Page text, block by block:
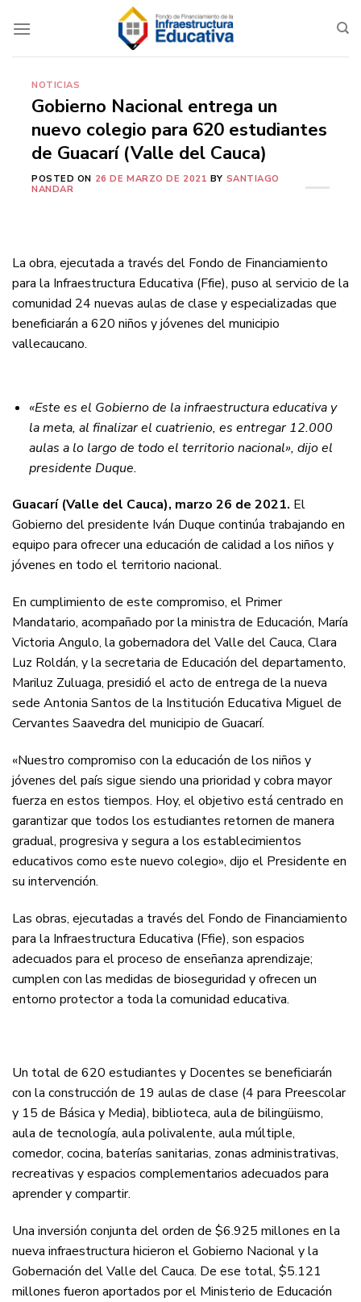
NOTICIAS
Gobierno Nacional entrega un
nuevo colegio para 620 estudiantes
de Guacarí (Valle del Cauca)
POSTED ON 26 DE MARZO DE 2021 BY SANTIAGO
NANDAR
La obra, ejecutada a través del Fondo de Financiamiento
para la Infraestructura Educativa (Ffie), puso al servicio de la
comunidad 24 nuevas aulas de clase y especializadas que
beneficiarán a 620 niños y jóvenes del municipio
vallecaucano.
«Este es el Gobierno de la infraestructura educativa y
la meta, al finalizar el cuatrienio, es entregar 12.000
aulas a lo largo de todo el territorio nacional», dijo el
presidente Duque.
Guacarí (Valle del Cauca), marzo 26 de 2021. El
Gobierno del presidente Iván Duque continúa trabajando en
equipo para ofrecer una educación de calidad a los niños y
jóvenes en todo el territorio nacional.
En cumplimiento de este compromiso, el Primer
Mandatario, acompañado por la ministra de Educación, María
Victoria Angulo, la gobernadora del Valle del Cauca, Clara
Luz Roldán, y la secretaria de Educación del departamento,
Mariluz Zuluaga, presidió el acto de entrega de la nueva
sede Antonia Santos de la Institución Educativa Miguel de
Cervantes Saavedra del municipio de Guacarí.
«Nuestro compromiso con la educación de los niños y
jóvenes del país sigue siendo una prioridad y cobra mayor
fuerza en estos tiempos. Hoy, el objetivo está centrado en
garantizar que todos los estudiantes retornen de manera
gradual, progresiva y segura a los establecimientos
educativos como este nuevo colegio», dijo el Presidente en
su intervención.
Las obras, ejecutadas a través del Fondo de Financiamiento
para la Infraestructura Educativa (Ffie), son espacios
adecuados para el proceso de enseñanza aprendizaje;
cumplen con las medidas de bioseguridad y ofrecen un
entorno protector a toda la comunidad educativa.
Un total de 620 estudiantes y Docentes se beneficiarán
con la construcción de 19 aulas de clase (4 para Preescolar
y 15 de Básica y Media), biblioteca, aula de bilingüismo,
aula de tecnología, aula polivalente, aula múltiple,
comedor, cocina, baterías sanitarias, zonas administrativas,
recreativas y espacios complementarios adecuados para
aprender y compartir.
Una inversión conjunta del orden de $6.925 millones en la
nueva infraestructura hicieron el Gobierno Nacional y la
Gobernación del Valle del Cauca. De ese total, $5.121
millones fueron aportados por el Ministerio de Educación